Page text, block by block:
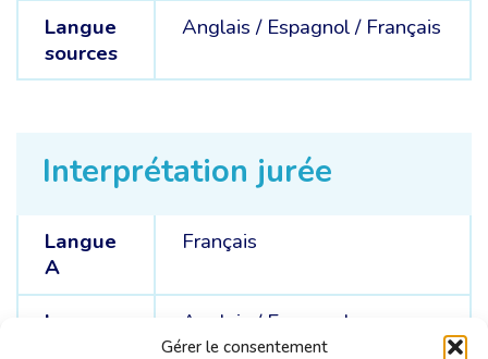
Gérer le consentement
Langue
sources
Anglais / Espagnol / Français
Interprétation jurée
Langue
A
Français
Langues
Anglais / Espagnol